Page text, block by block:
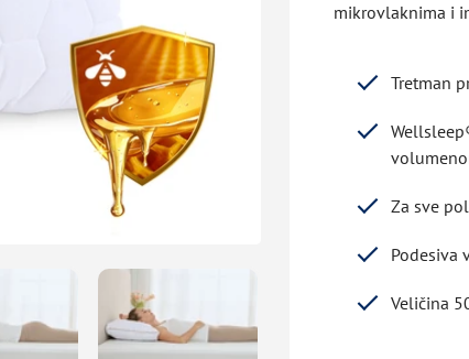
mikrovlaknima i
Tretman
Za sve
Podesiva
Veličina